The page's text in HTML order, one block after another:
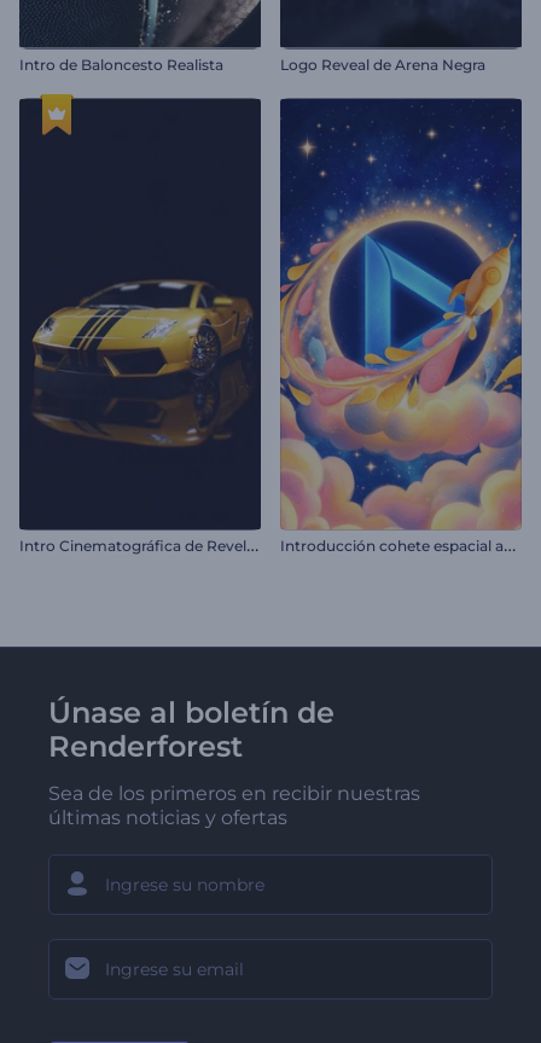
Intro de Baloncesto Realista Logo Reveal de Arena Negra
I
ntro Cinematográfica de Revelación de Coche I
ntroducción cohete espacial animado
Únase al boletín de
Renderforest
Sea de los primeros en recibir nuestras
últimas noticias y ofertas